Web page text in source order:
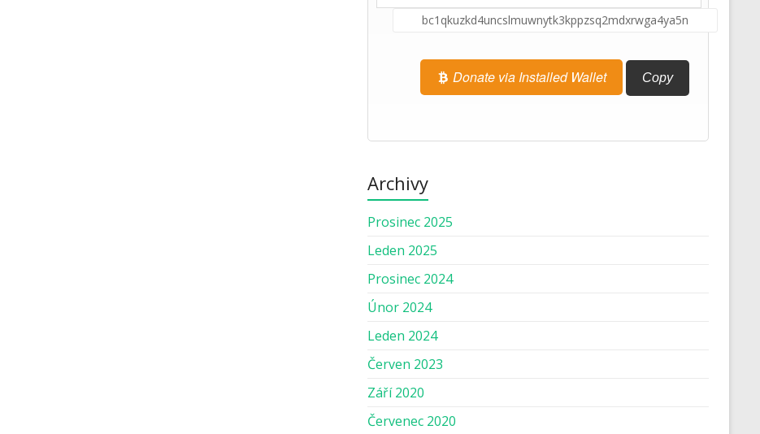
Donate via Installed Wallet Copy
Archivy
Prosinec 2025
Leden 2025
Prosinec 2024
Únor 2024
Leden 2024
Červen 2023
Září 2020
Červenec 2020